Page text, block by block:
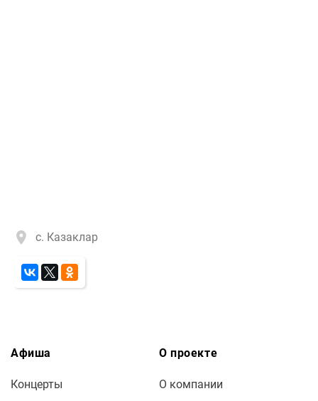
с. Казаклар
Афиша
Концерты
О проекте
О компании